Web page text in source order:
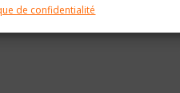
de confidentialité